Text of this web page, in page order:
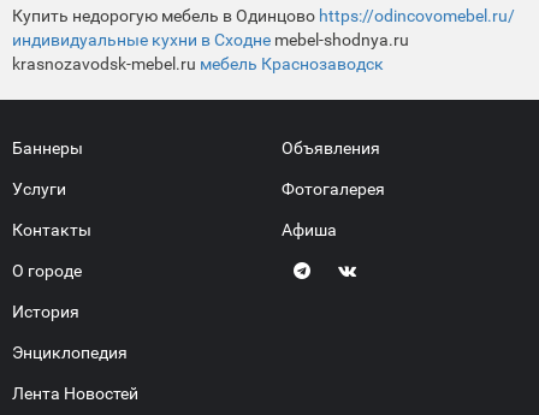
Купить недорогую мебель в Одинцово https://odincovomebel.ru/
индивидуальные кухни в Сходне mebel-shodnya.ru
krasnozavodsk-mebel.ru мебель Краснозаводск
Баннеры
Услуги
Контакты
О городе
История
Энциклопедия
Лента Новостей
Объявления
Фотогалерея
Афиша